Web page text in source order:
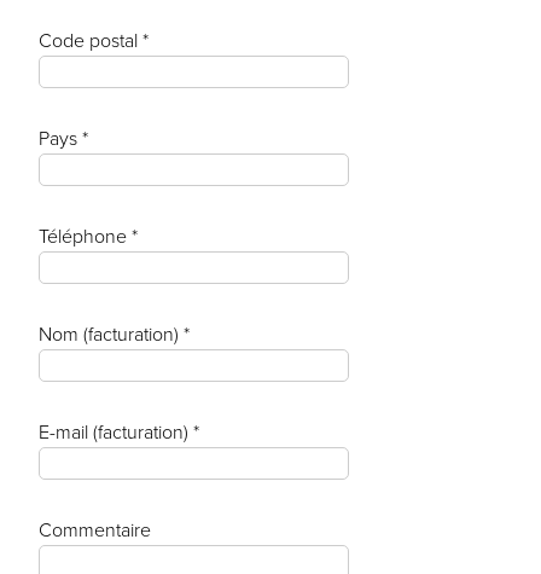
Code postal *
Pays *
Téléphone *
Nom (facturation) *
E-mail (facturation) *
Commentaire